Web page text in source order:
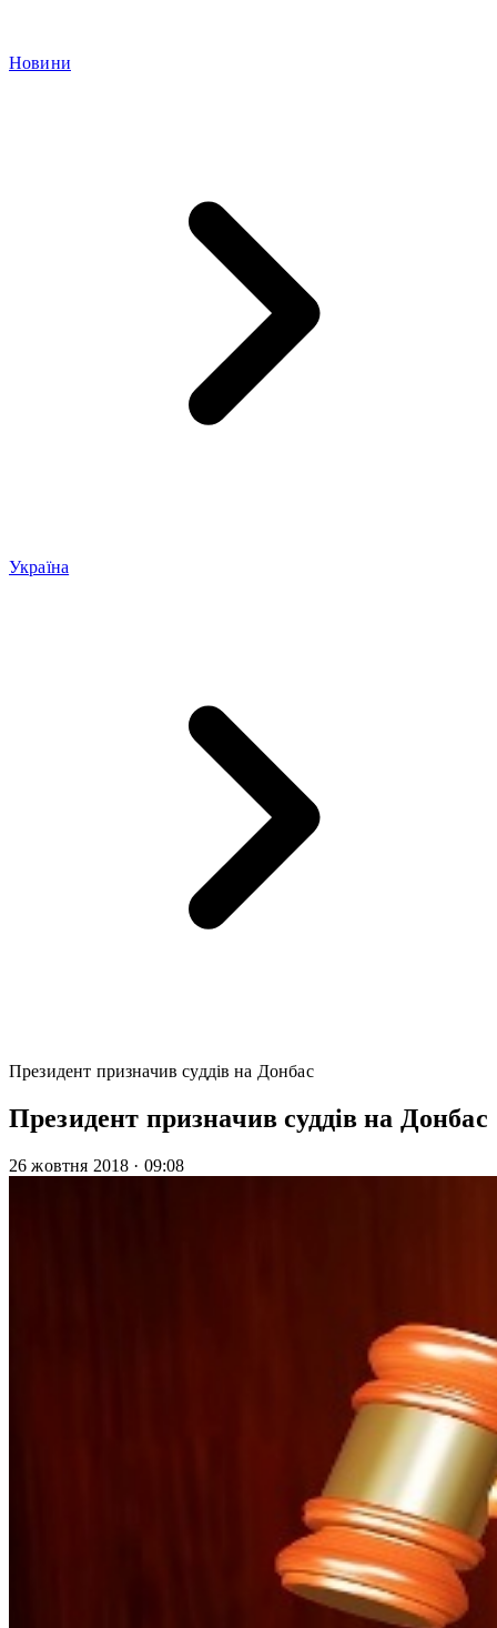
Новини
Україна
Президент призначив суддів на Донбас
Президент призначив суддів на Донбас
26 жовтня 2018 · 09:08